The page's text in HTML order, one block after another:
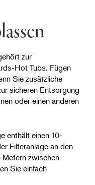
zur
Hot Tubs. Fügen
Sie zusätzliche
sicheren Entsorgung
oder einen anderen
enthält einen 10-
Filteranlage an den
zwischen
Sie einfach